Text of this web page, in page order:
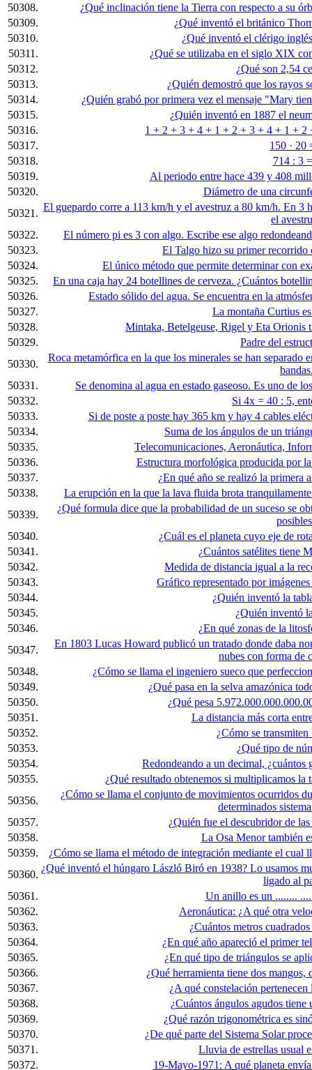
50308.
¿Qué inclinación tiene la Tierra con respecto a su
50309.
¿Qué inventó el británico
50310.
¿Qué inventó el clérigo
50311.
¿Qué se utilizaba en el siglo XIX
50312.
¿Qué son 2,54
50313.
¿Quién demostró que los rayos
50314.
¿Quién grabó por primera vez el mensaje "Mary
50315.
¿Quién inventó en 1887 el
50316.
1 + 2 + 3 + 4 + 1 + 2 + 3 + 4 + 1 +
50317.
150 · 20
50318.
714 : 3
50319.
Al periodo entre hace 439 y 408
50320.
Diámetro de una
50321.
El guepardo corre a 113 km/h y el avestruz a 80 km/h. En 3
el
50322.
El número pi es 3 con algo. Escribe ese algo
50323.
El Talgo hizo su primer recorrido
50324.
El único método que permite determinar con
50325.
En una caja hay 24 botellines de cerveza. ¿Cuántos
50326.
Estado sólido del agua. Se encuentra en la
50327.
La montaña Curtius
50328.
Mintaka, Betelgeuse, Rigel y Eta Orionis
50329.
Padre del
50330.
Roca metamórfica en la que los minerales se han separado
50331.
Se denomina al agua en estado gaseoso. Es uno de
50332.
Si 4x = 40 : 5,
50333.
Si de poste a poste hay 365 km y hay 4 cables
50334.
Suma de los ángulos de un
50335.
Telecomunicaciones, Aeronáutica,
50336.
Estructura morfológica producida por
50337.
¿En qué año se realizó la primera
50338.
La erupción en la que la lava fluida brota
50339.
¿Qué formula dice que la probabilidad de un suceso se
50340.
¿Cuál es el planeta cuyo eje de
50341.
¿Cuántos satélites tiene
50342.
Medida de distancia igual a la
50343.
Gráfico representado por
50344.
¿Quién inventó la
50345.
¿Quién inventó
50346.
¿En qué zonas de la
50347.
En 1803 Lucas Howard publicó un tratado donde daba
nubes con forma de
50348.
¿Cómo se llama el ingeniero sueco que
50349.
¿Qué pasa en la selva amazónica
50350.
¿Qué pesa
50351.
La distancia más corta
50352.
¿Cómo se transmiten
50353.
¿Qué tipo de
50354.
Redondeando a un decimal, ¿cuántos
50355.
¿Qué resultado obtenemos si multiplicamos la
50356.
¿Cómo se llama el conjunto de movimientos ocurridos
determinados
50357.
¿Quién fue el descubridor de
50358.
La Osa Menor también
50359.
¿Cómo se llama el método de integración mediante el
50360.
¿Qué inventó el húngaro László Biró en 1938? Lo usamos
ligado al
50361.
Un anillo es un ........
50362.
Aeronáutica: ¿A qué otra
50363.
¿Cuántos metros
50364.
¿En qué año apareció el primer
50365.
¿En qué tipo de triángulos se
50366.
¿Qué herramienta tiene dos
50367.
¿A qué constelación
50368.
¿Cuántos ángulos agudos
50369.
¿Qué razón trigonométrica es
50370.
¿De qué parte del Sistema Solar
50371.
Lluvia de estrellas usual
50372.
19-Mayo-1971: A qué planeta